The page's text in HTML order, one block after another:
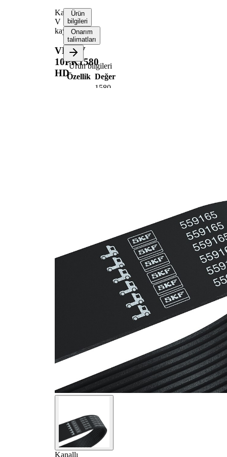
Kanallı
V
kayışı
VKMV
10PK1580
HD
Kanallı
Ürün
bilgileri
Onarım
talimatları
Ürün bilgileri
Özellik Değer
1580